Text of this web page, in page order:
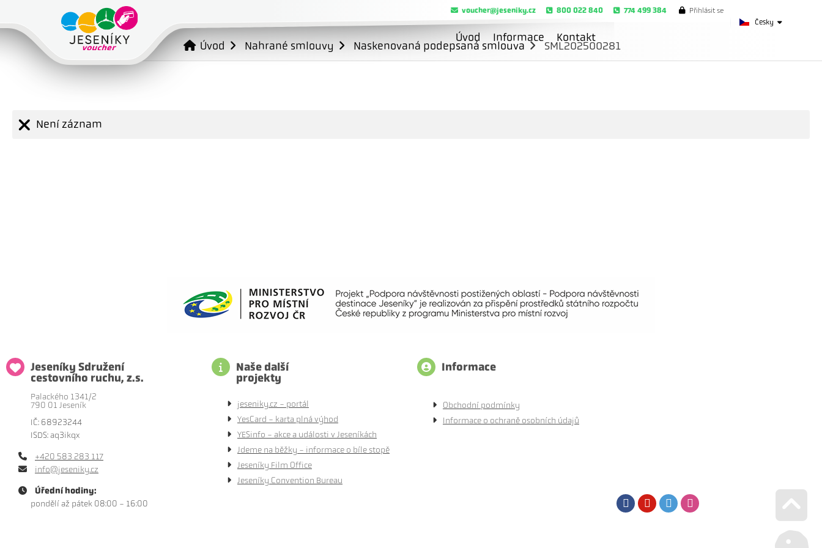
Česky
voucher@jeseniky.cz 800 022 840 774 499 384 Přihlásit se
Úvod Informace Kontakt
Úvod Nahrané smlouvy Naskenovaná podepsaná smlouva SML202500281
Není záznam
Jeseníky Sdružení
cestovního ruchu, z.s.
Palackého 1341/2
790 01 Jeseník
IČ: 68923244
ISDS: aq3ikqx
+420 583 283 117
info@jeseniky.cz
Úřední hodiny:
pondělí až pátek 08:00 - 16:00
Naše další
projekty
jeseniky.cz - portál
YesCard - karta plná výhod
YESinfo - akce a události v Jeseníkách
Jdeme na běžky - informace o bíle stopě
Jeseníky Film Office
Jeseníky Convention Bureau
Informace
Obchodní podmínky
Informace o ochraně osobních údajů
FacebookYoutubeTwitter
Go